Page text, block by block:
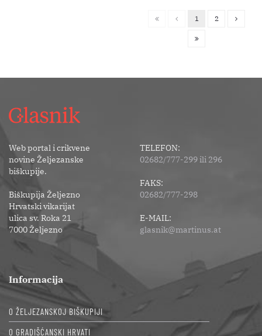
1 2
Web portal i crikvene
novine Željezanske
biškupije.
Biškupija Željezno
Hrvatski vikarijat
ulica sv. Roka 21
7000 Željezno
TELEFON:
02682/777-299 ili 296
FAKS:
02682/777-298
E-MAIL:
glasnik@martinus.at
Informacija
O ŽELJEZANSKOJ BIŠKUPIJI
O GRADIŠĆANSKI HRVATI